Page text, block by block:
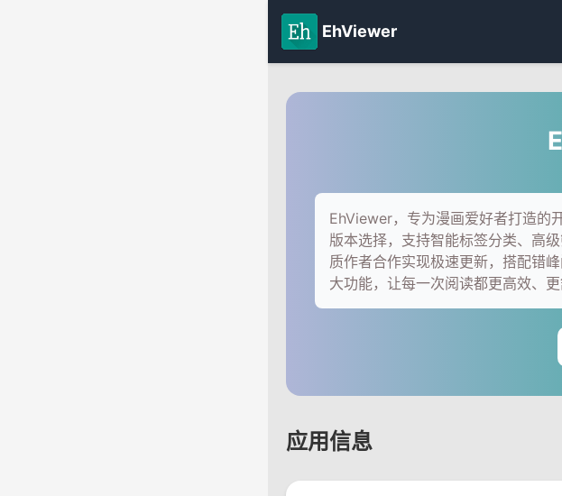
EhViewer
EhViewer，专为漫画爱好者打造的
版本选择，支持智能标签分类、高
质作者合作实现极速更新，搭配错
大功能，让每一次阅读都更高效、更
应用信息